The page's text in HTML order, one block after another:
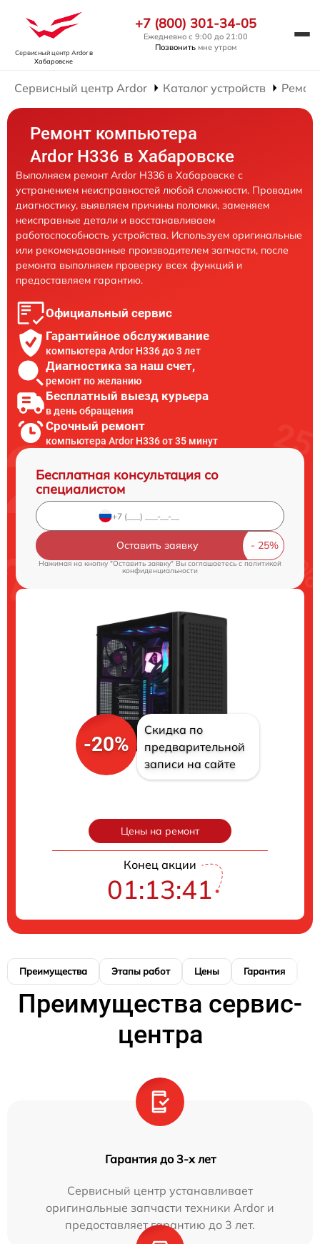
Сервисный центр Ardorв
Хабаровске
+7 (800) 301-34-05
Ежедневно с 9:00 до 21:00
Позвонить мне утром
Сервисный центр Ardor Каталог устройств
Ремонт компьютера
Ardor H336 в Хабаровске
Выполняем ремонт Ardor H336 в Хабаровске с
устранением неисправностей любой сложности. Проводим
диагностику, выявляем причины поломки, заменяем
неисправные детали и восстанавливаем
работоспособность устройства. Используем оригинальные
или рекомендованные производителем запчасти, после
ремонта выполняем проверку всех функций и
предоставляем гарантию.
Официальный сервис
Гарантийное обслуживание
компьютера Ardor H336 до 3 лет
Диагностика за наш счет,
ремонт по желанию
Бесплатный выезд курьера
в день обращения
Срочный ремонт
компьютера Ardor H336 от 35 минут
Бесплатная консультация со
специалистом
Оставить заявку
Нажимая на кнопку "Оставить заявку" Вы соглашаетесь cполитикой
конфиденциальности
-20%
Скидка по
предварительной
записи на сайте
Цены на ремонт
Конец акции
01:13:40
Преимущества Этапы работ Цены Гарантия
Преимущества сервис-
центра
Гарантия до 3-х лет
Сервисный центр устанавливает
оригинальные запчасти техники Ardor и
предоставляет гарантию до 3 лет.